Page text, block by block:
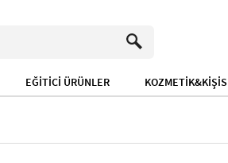
EĞİTİCİ ÜRÜNLER